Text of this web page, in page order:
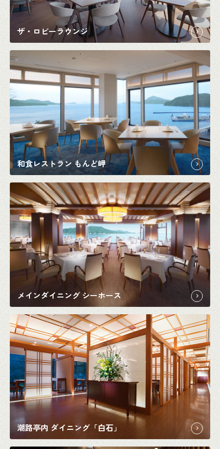
ザ・ロビーラウンジ
和食レストラン もんど岬
メインダイニング シーホース
潮路亭内 ダイニング「白石」